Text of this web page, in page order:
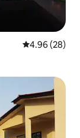
平均评分 4.96
4.96 (28)